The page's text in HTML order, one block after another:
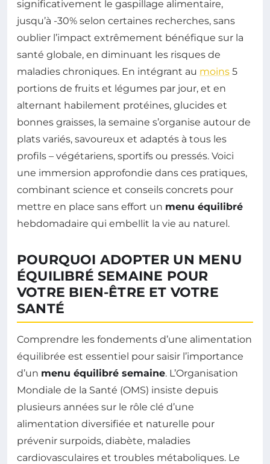
significativement le gaspillage alimentaire,
jusqu’à -30% selon certaines recherches, sans
oublier l’impact extrêmement bénéfique sur la
santé globale, en diminuant les risques de
maladies chroniques. En intégrant au moins 5
portions de fruits et légumes par jour, et en
alternant habilement protéines, glucides et
bonnes graisses, la semaine s’organise autour de
plats variés, savoureux et adaptés à tous les
profils – végétariens, sportifs ou pressés. Voici
une immersion approfondie dans ces pratiques,
combinant science et conseils concrets pour
mettre en place sans effort un menu équilibré
hebdomadaire qui embellit la vie au naturel.
POURQUOI ADOPTER UN MENU
ÉQUILIBRÉ SEMAINE POUR
VOTRE BIEN-ÊTRE ET VOTRE
SANTÉ
Comprendre les fondements d’une alimentation
équilibrée est essentiel pour saisir l’importance
d’un menu équilibré semaine. L’Organisation
Mondiale de la Santé (OMS) insiste depuis
plusieurs années sur le rôle clé d’une
alimentation diversifiée et naturelle pour
prévenir surpoids, diabète, maladies
cardiovasculaires et troubles métaboliques. Le